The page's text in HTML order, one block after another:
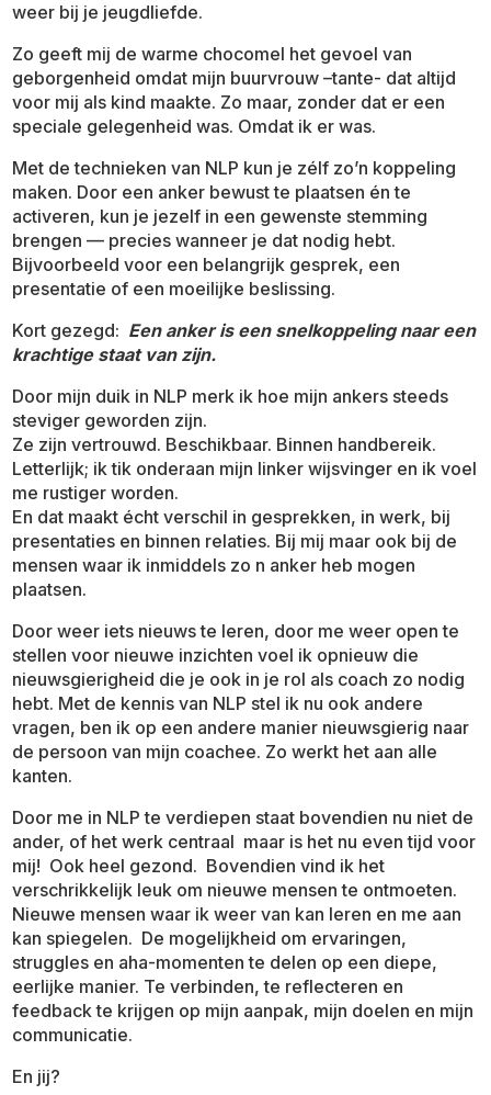
weer bij je jeugdliefde.
Zo geeft mij de warme chocomel het gevoel van
geborgenheid omdat mijn buurvrouw –tante- dat altijd
voor mij als kind maakte. Zo maar, zonder dat er een
speciale gelegenheid was. Omdat ik er was.
Met de technieken van NLP kun je zélf zo’n koppeling
maken. Door een anker bewust te plaatsen én te
activeren, kun je jezelf in een gewenste stemming
brengen — precies wanneer je dat nodig hebt.
Bijvoorbeeld voor een belangrijk gesprek, een
presentatie of een moeilijke beslissing.
Kort gezegd: Een anker is een snelkoppeling naar een
krachtige staat van zijn.
Door mijn duik in NLP merk ik hoe mijn ankers steeds
steviger geworden zijn.
Ze zijn vertrouwd. Beschikbaar. Binnen handbereik.
Letterlijk; ik tik onderaan mijn linker wijsvinger en ik voel
me rustiger worden.
En dat maakt écht verschil in gesprekken, in werk, bij
presentaties en binnen relaties. Bij mij maar ook bij de
mensen waar ik inmiddels zo n anker heb mogen
plaatsen.
Door weer iets nieuws te leren, door me weer open te
stellen voor nieuwe inzichten voel ik opnieuw die
nieuwsgierigheid die je ook in je rol als coach zo nodig
hebt. Met de kennis van NLP stel ik nu ook andere
vragen, ben ik op een andere manier nieuwsgierig naar
de persoon van mijn coachee. Zo werkt het aan alle
kanten.
Door me in NLP te verdiepen staat bovendien nu niet de
ander, of het werk centraal maar is het nu even tijd voor
mij! Ook heel gezond. Bovendien vind ik het
verschrikkelijk leuk om nieuwe mensen te ontmoeten.
Nieuwe mensen waar ik weer van kan leren en me aan
kan spiegelen. De mogelijkheid om ervaringen,
struggles en aha-momenten te delen op een diepe,
eerlijke manier. Te verbinden, te reflecteren en
feedback te krijgen op mijn aanpak, mijn doelen en mijn
communicatie.
En jij?